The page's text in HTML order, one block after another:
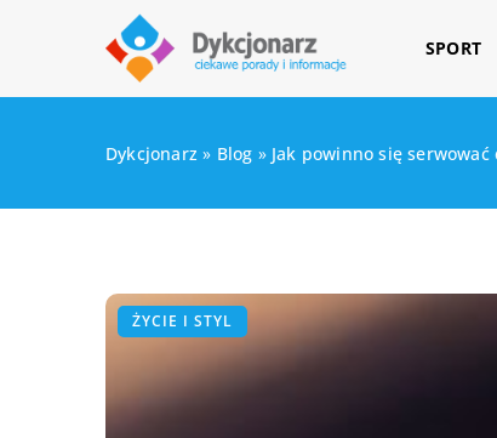
SPORT
Dykcjonarz » Blog » Jak powinno się serwować
ŻYCIE I STYL